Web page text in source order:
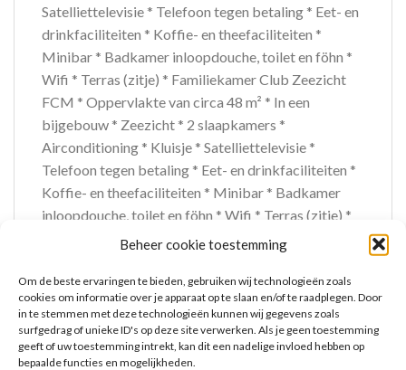
Beheer cookie toestemming
Om de beste ervaringen te bieden, gebruiken wij technologieën zoals
cookies om informatie over je apparaat op te slaan en/of te raadplegen. Door
in te stemmen met deze technologieën kunnen wij gegevens zoals
surfgedrag of unieke ID's op deze site verwerken. Als je geen toestemming
geeft of uw toestemming intrekt, kan dit een nadelige invloed hebben op
bepaalde functies en mogelijkheden.
Satelliettelevisie * Telefoon tegen betaling * Eet- en
drinkfaciliteiten * Koffie- en theefaciliteiten *
Minibar * Badkamer inloopdouche, toilet en föhn *
Wifi * Terras (zitje) * Familiekamer Club Zeezicht
FCM * Oppervlakte van circa 48 m² * In een
bijgebouw * Zeezicht * 2 slaapkamers *
Airconditioning * Kluisje * Satelliettelevisie *
Telefoon tegen betaling * Eet- en drinkfaciliteiten *
Koffie- en theefaciliteiten * Minibar * Badkamer
inloopdouche, toilet en föhn * Wifi * Terras (zitje) *
Suite Club Zeezicht UCM * Zeezicht *
Telefoon tegen betaling * Eet- en drinkfaciliteiten *
Koffie- en theefaciliteiten * Minibar * Badkamer
inloopdouche, toilet en föhn * Wifi * Balkon of terras
(zitje)